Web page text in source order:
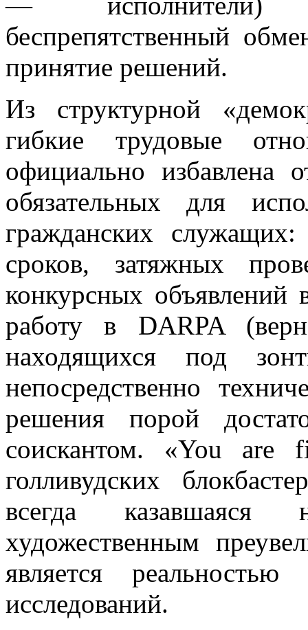
беспрепятственный
принятие решений.
Из структурной
гибкие трудовые
официально избавлена
обязательных для
гражданских
сроков, затяжных
конкурсных объявлений
работу в DARPA
находящихся под
непосредственно
решения порой
соискантом. «You
голливудских
всегда казавшаяся
художественным
является
исследований.